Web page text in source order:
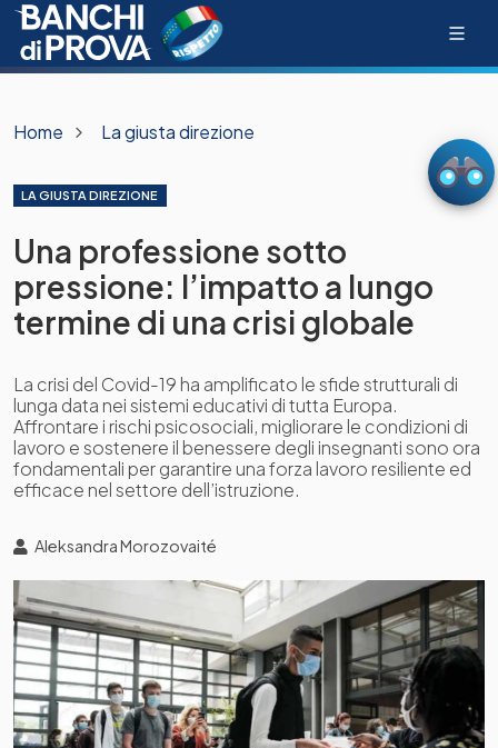
Home La giusta direzione
LA GIUSTA DIREZIONE
Una professione sotto
pressione: l’impatto a lungo
termine di una crisi globale
La crisi del Covid-19 ha amplificato le sfide strutturali di
lunga data nei sistemi educativi di tutta Europa.
Affrontare i rischi psicosociali, migliorare le condizioni di
lavoro e sostenere il benessere degli insegnanti sono ora
fondamentali per garantire una forza lavoro resiliente ed
efficace nel settore dell’istruzione.
Aleksandra Morozovaité